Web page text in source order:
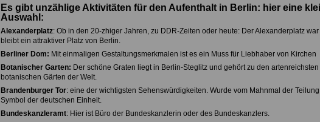
Es gibt unzählige Aktivitäten für den Aufenthalt in Berlin: hier eine
Auswahl:
Alexanderplatz: Ob in den 20-zhiger Jahren, zu DDR-Zeiten oder heute: Der Alexanderplatz war
bleibt ein attraktiver Platz von Berlin.
Berliner Dom: Mit einmaligen Gestaltungsmerkmalen ist es ein Muss für Liebhaber von Kirchen
Botanischer Garten: Der schöne Graten liegt in Berlin-Steglitz und gehört zu den artenreichsten
botanischen Gärten der Welt.
Brandenburger Tor: eine der wichtigsten Sehenswürdigkeiten. Wurde vom Mahnmal der
Symbol der deutschen Einheit.
Bundeskanzleramt: Hier ist Büro der Bundeskanzlerin oder des Bundeskanzlers.